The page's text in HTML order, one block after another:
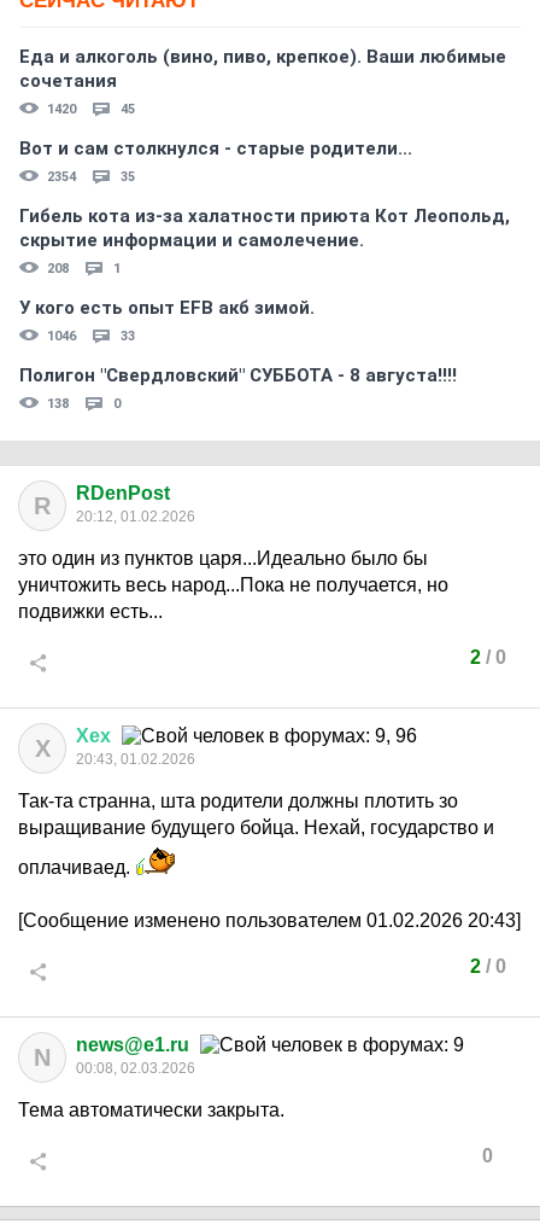
Еда и алкоголь (вино, пиво, крепкое). Ваши любимые
сочетания
1420 45
Вот и сам столкнулся - старые родители...
2354 35
Гибель кота из-за халатности приюта Кот Леопольд,
скрытиe информации и самолечение.
208 1
У кого есть опыт EFB акб зимой.
1046 33
Полигон "Свердловский" СУББОТА - 8 августа!!!!
138 0
R RDenPost
20:12, 01.02.2026
это один из пунктов царя...Идеально было бы
уничтожить весь народ...Пока не получается, но
подвижки есть...
2/ 0
Х Хех
20:43, 01.02.2026
Так-та странна, шта родители должны плотить зо
выращивание будущего бойца. Нехай, государство и
оплачиваед.
[Сообщение изменено пользователем 01.02.2026 20:43]
2/ 0
N news@e1.ru
00:08, 02.03.2026
Тема автоматически закрыта.
0